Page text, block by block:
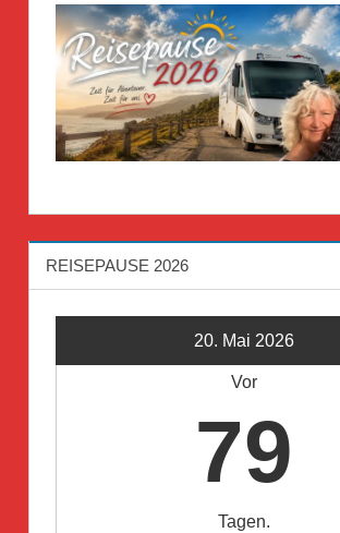
REISEPAUSE 2026
20. Mai 2026
Vor
79
Tagen.